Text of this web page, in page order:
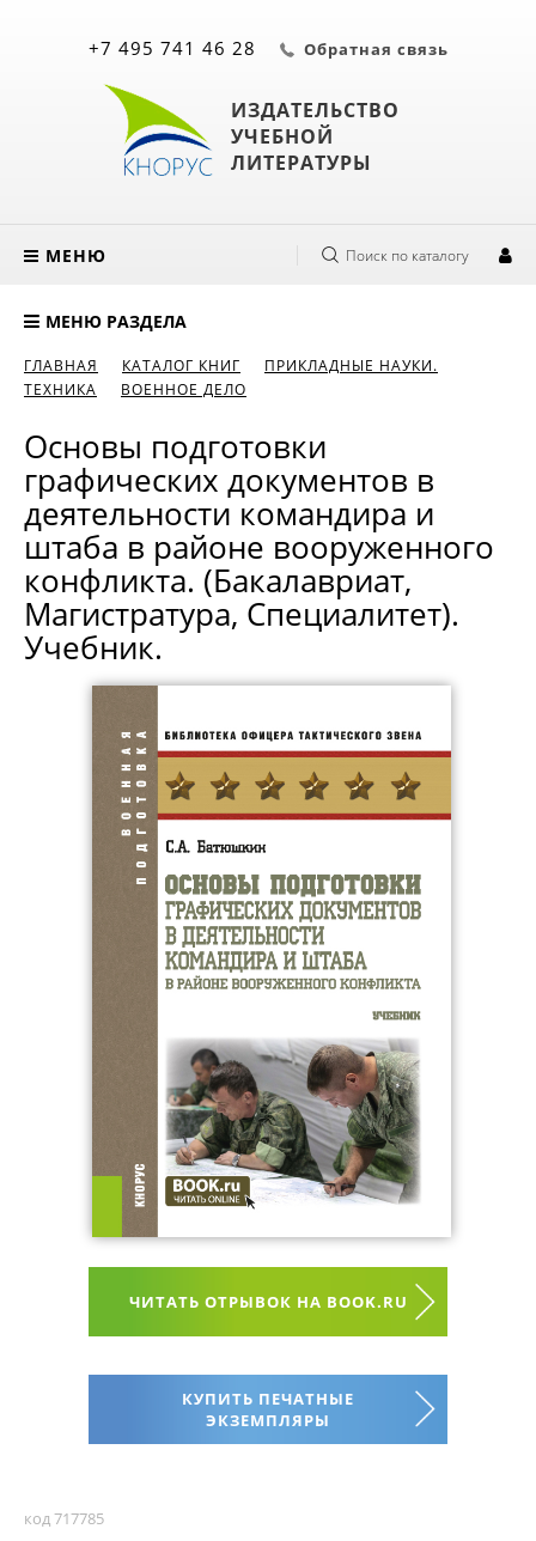
ИЗДАТЕЛЬСТВО
УЧЕБНОЙ
ЛИТЕРАТУРЫ
+7 495 741 46 28 Обратная связь
МЕНЮ Поиск по каталогу
МЕНЮ РАЗДЕЛА
ГЛАВНАЯ КАТАЛОГ КНИГ
ПРИКЛАДНЫЕ НАУКИ.
ТЕХНИКА
ВОЕННОЕ ДЕЛО
Основы подготовки
графических документов в
деятельности командира и
штаба в районе вооруженного
конфликта. (Бакалавриат,
Магистратура, Специалитет).
Учебник.
ЧИТАТЬ ОТРЫВОК НА BOOK.RU
КУПИТЬ ПЕЧАТНЫЕ
ЭКЗЕМПЛЯРЫ
код 717785